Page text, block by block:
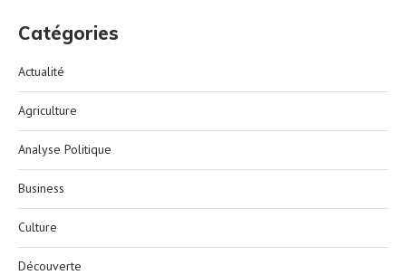
Catégories
Actualité
Agriculture
Analyse Politique
Business
Culture
Découverte